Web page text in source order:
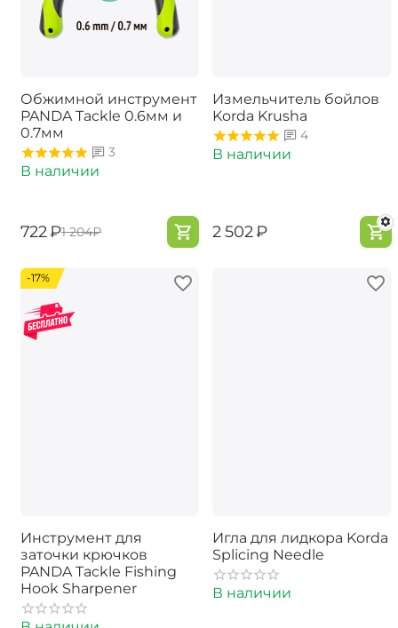
Обжимной инструмент
PANDA Tackle 0.6мм и
0.7мм
3
В наличии
‍722‍₽‍1 204‍₽
Измельчитель бойлов
Korda Krusha
4
В наличии
‍2 502‍₽
-17%
Инструмент для
заточки крючков
PANDA Tackle Fishing
Hook Sharpener
Игла для лидкора Korda
Splicing Needle
В наличии